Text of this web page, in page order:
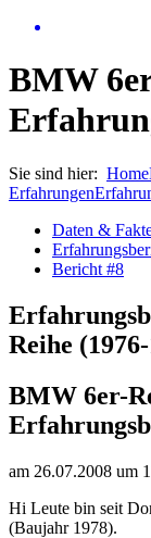
BMW
Sie sind hier: Home
Erfahrungen
Daten &
Bericht #8
Reihe
BMW 6er-
am 26.07.2008 um
Hi Leute bin seit
(Baujahr 1978).